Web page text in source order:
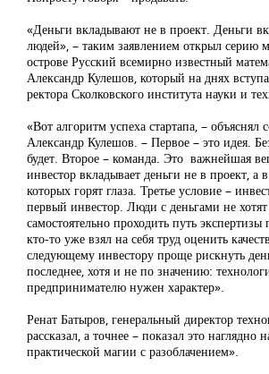
«Деньги вкладывают не в проект. Деньги
людей», – таким заявлением открыл серию
острове Русский всемирно известный
Александр Кулешов, который на днях
ректора Сколковского института науки и
«Вот алгоритм успеха стартапа, – объяснял
Александр Кулешов. – Первое – это идея.
будет. Второе – команда. Это важнейшая
инвестор вкладывает деньги не в проект, а
которых горят глаза. Третье условие –
первый инвестор. Люди с деньгами не хотят
самостоятельно проходить путь экспертизы
кто-то уже взял на себя труд оценить
следующему инвестору проще рискнуть
последнее, хотя и не по значению:
предпринимателю нужен характер».
Ренат Батыров, генеральный директор
рассказал, а точнее – показал это наглядно
практической магии с разоблачением».